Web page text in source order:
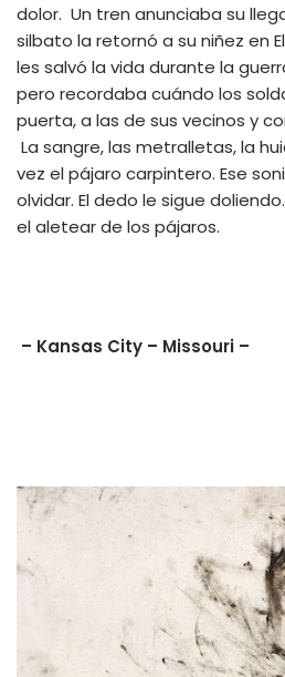
dolor. Un tren anunciaba su
silbato la retornó a su niñez en
les salvó la vida durante la
pero recordaba cuándo los
puerta, a las de sus vecinos y
La sangre, las metralletas, la
vez el pájaro carpintero. Ese
olvidar. El dedo le sigue
el aletear de los pájaros.
– Kansas City – Missouri –